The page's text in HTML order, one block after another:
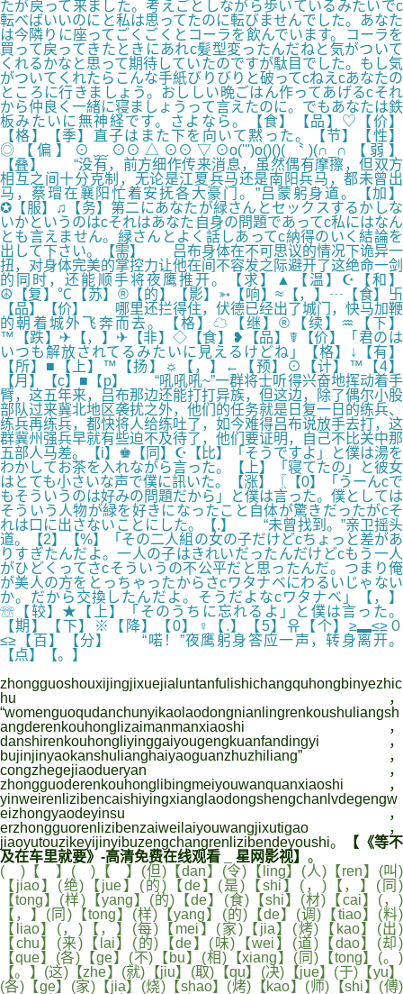
たが戻って来ました。考えごとしながら歩いているみたいでc
転べばいいのにと私は思ってたのに転びませんでした。あなた
は今隣りに座ってごくごくとコーラを飲んでいます。コーラを
買って戻ってきたときにあれc髪型変ったんだねと気がついて
くれるかなと思って期待していたのですが駄目でした。もし気
がついてくれたらこんな手紙びりびりと破ってcねえcあなたの
ところに行きましょう。おししい晩ごはん作ってあげるcそれ
から仲良く一緒に寝ましょうって言えたのに。でもあなたは鉄
板みたいに無神経です。さよなら。【食】【品】♡【价】
【格】【季】直子はまた下を向いて黙った。【节】【性】
◎【偏】⊙﹏⊙⊙△⊙⊙▽⊙o(''')o()()(〝)(∩_∩【弱】
【叠】 “没有，前方细作传来消息，虽然偶有摩擦，但双方
相互之间十分克制，无论是江夏兵马还是南阳兵马，都未曾出
马，蔡瑁在襄阳忙着安抚各大豪门。”吕蒙躬身道。【加】
✪【服】♫【务】第二にあなたが緑さんとセックスするかしな
いかというのはcそれはあなた自身の問題であってc私にはなん
とも言えません。緑さんとよく話しあってc納得のいく結論を
出して下さい。【需】 吕布身体在不可思议的情况下诡异一
扭，对身体完美的掌控力让他在间不容发之际避开了这绝命一剑
的同时，还能顺手将夜鹰推开。【求】▲【温】☪【和】
☮【复】℃【苏】®【的】【影】➳【响】≈【，】┄【食】卐
【品】【价】 哪里还拦得住，伏德已经出了城门，快马加鞭
的朝着城外飞奔而去。【格】☁【继】®【续】♒【下】
™【跌】✈【，】✈【非】◇【食】❥【品】☤【价】「君のは
いつも解放されてるみたいに見えるけどね」【格】↓【有】
【所】■【上】™【扬】☼【，】←【预】⊙【计】™【4】
【月】【c】■【p】 “吼吼吼~”一群将士听得兴奋地挥动着手
臂，这五年来，吕布那边还能打打异族，但这边，除了偶尔小股
部队过来冀北地区袭扰之外，他们的任务就是日复一日的练兵、
练兵再练兵，都快将人给练吐了，如今难得吕布说放手去打，这
群冀州强兵早就有些迫不及待了，他们要证明，自己不比关中那
五部人马差。【i】♚【同】☪【比】「そうですよ」と僕は湯を
わかしてお茶を入れながら言った。【上】「寝てたの」と彼女
はとても小さいな声で僕に訊いた。【涨】〖【0】「うーんcで
もそういうのは好みの問題だから」と僕は言った。僕としては
そういう人物が緑を好きになったこと自体が驚きだったがcそ
れは口に出さないことにした。【.】 “未曾找到。”亲卫摇头
道。【2】【%】「その二人組の女の子だけどcちょっと差があ
りすぎたんだよ。一人の子はきれいだったんだけどcもう一人
がひどくってさcそういうの不公平だと思ったんだ。つまり俺
が美人の方をとっちゃったからさcワタナベにわるいじゃない
か。だから交換したんだよ。そうだよなcワタナベ」【，】
☏【较】★【上】「そのうちに忘れるよ」と僕は言った。
【期】【下】※【降】【0】♀【.】【5】유【个】≥▂≤≥０
≤≥【百】【分】 “喏！”夜鹰躬身答应一声，转身离开。
【点】【。】
zhongguoshouxijingjixuejialuntanfulishichangquhongbinyezhic
hu，
“womenguoqudanchunyikaolaodongnianlingrenkoushuliangsh
angderenkouhonglizaimanmanxiaoshi，
danshirenkouhongliyinggaiyougengkuanfandingyi，
bujinjinyaokanshulianghaiyaoguanzhuzhiliang”，
congzhegejiaodueryan，
zhongguoderenkouhonglibingmeiyouwanquanxiaoshi，
yinweirenlizibencaishiyingxianglaodongshengchanlvdegengw
eizhongyaodeyinsu，
erzhongguorenlizibenzaiweilaiyouwangjixutigao，
jiaoyutouzikeyijinyibuzengchangrenlizibendeyoushi。
【《等不
及在车里就要》-高清免费在线观看 _ 星网影视】 。
( )【 】( )【 】(但)【dan】(令)【ling】(人)【ren】(叫)
【jiao】(绝)【jue】(的)【de】(是)【shi】(，)【，】(同)
【tong】(样)【yang】(的)【de】(食)【shi】(材)【cai】(，)
【，】(同)【tong】(样)【yang】(的)【de】(调)【tiao】(料)
【liao】(，)【，】(每)【mei】(家)【jia】(烤)【kao】(出)
【chu】(来)【lai】(的)【de】(味)【wei】(道)【dao】(却)
【que】(各)【ge】(不)【bu】(相)【xiang】(同)【tong】(。)
【。】(这)【zhe】(就)【jiu】(取)【qu】(决)【jue】(于)【yu】
(各)【ge】(家)【jia】(烧)【shao】(烤)【kao】(师)【shi】(傅)